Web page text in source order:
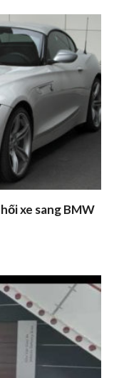
xe sang BMW